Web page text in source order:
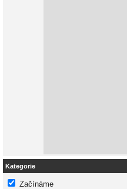
Kategorie
Začínáme